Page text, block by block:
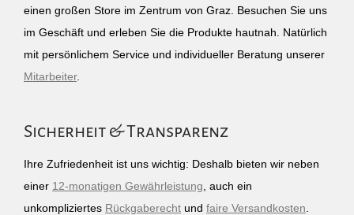
einen großen Store im Zentrum von Graz. Besuchen Sie uns
im Geschäft und erleben Sie die Produkte hautnah. Natürlich
mit persönlichem Service und individueller Beratung unserer
Mitarbeiter.
Sicherheit & Transparenz
Ihre Zufriedenheit ist uns wichtig: Deshalb bieten wir neben
einer 12-monatigen Gewährleistung , auch ein
unkompliziertes Rückgaberecht und faire Versandkosten